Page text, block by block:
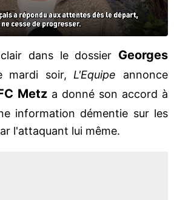
dans le dossier Georges
mardi soir, L'Equipe annonce
Metz a donné son accord à
information démentie sur les
l'attaquant lui même.